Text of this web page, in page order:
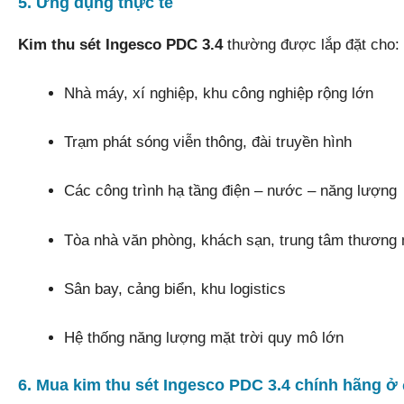
Kim thu sét Ingesco PDC 3.4thường được lắp đặt cho:
Nhà máy, xí nghiệp, khu công nghiệp rộng lớn
Trạm phát sóng viễn thông, đài truyền hình
Các công trình hạ tầng điện – nước – năng lượng
Tòa nhà văn phòng, khách sạn, trung tâm thương
Sân bay, cảng biển, khu logistics
Hệ thống năng lượng mặt trời quy mô lớn
6. Mua kim thu sét Ingesco PDC 3.4 chính hãng ở